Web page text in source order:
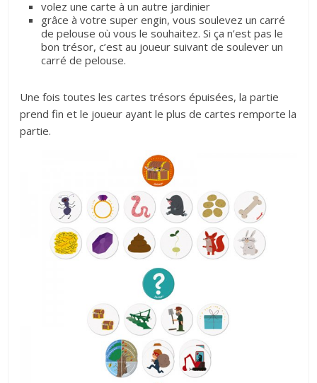
volez une carte à un autre jardinier
grâce à votre super engin, vous soulevez un carré
de pelouse où vous le souhaitez. Si ça n’est pas le
bon trésor, c’est au joueur suivant de soulever un
carré de pelouse.
Une fois toutes les cartes trésors épuisées, la partie
prend fin et le joueur ayant le plus de cartes remporte la
partie.